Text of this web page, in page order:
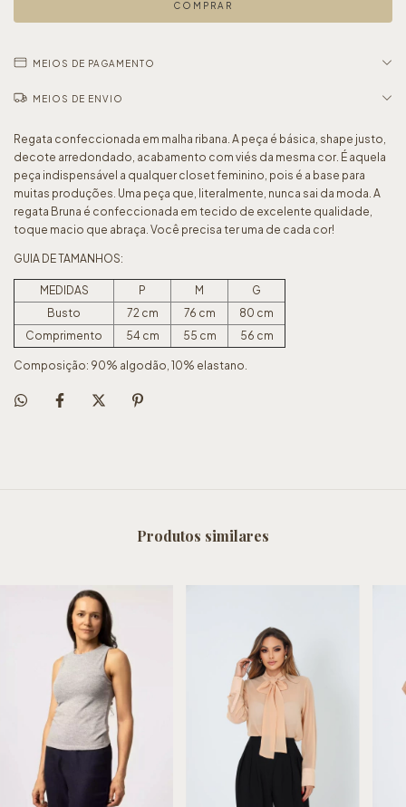
MEIOS DE PAGAMENTO
MEIOS DE ENVIO
Regata confeccionada em malha ribana. A peça é básica, shape justo,
decote arredondado, acabamento com viés da mesma cor. É aquela
peça indispensável a qualquer closet feminino, pois é a base para
muitas produções. Uma peça que, literalmente, nunca sai da moda. A
regata Bruna é confeccionada em tecido de excelente qualidade,
toque macio que abraça. Você precisa ter uma de cada cor!
GUIA DE TAMANHOS:
MEDIDAS P M
G
Busto
72 cm 76 cm
80 cm
Comprimento
54 cm 55 cm 56 cm
Composição: 90% algodão, 10% elastano.
Produtos similares